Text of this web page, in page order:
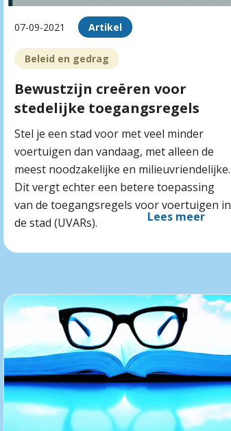
07-09-2021 Artikel
Beleid en gedrag
Bewustzijn creëren voor
stedelijke toegangsregels
Stel je een stad voor met veel minder
voertuigen dan vandaag, met alleen de
meest noodzakelijke en milieuvriendelijke.
Dit vergt echter een betere toepassing
van de toegangsregels voor voertuigen in
de stad (UVARs).
Lees meer